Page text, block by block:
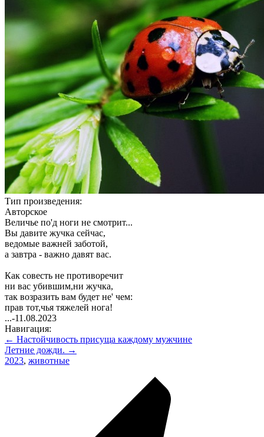
Тип произведения:
Авторское
Величье по'д ноги не смотрит...
Вы давите жучка сейчас,
ведомые важней заботой,
а завтра - важно давят вас.
Как совесть не противоречит
ни вас убившим,ни жучка,
так возразить вам будет не' чем:
прав тот,чья тяжелей нога!
...-11.08.2023
Навигация:
← Настойчивость присуща каждому мужчине
Летние дожди. →
2023, животные